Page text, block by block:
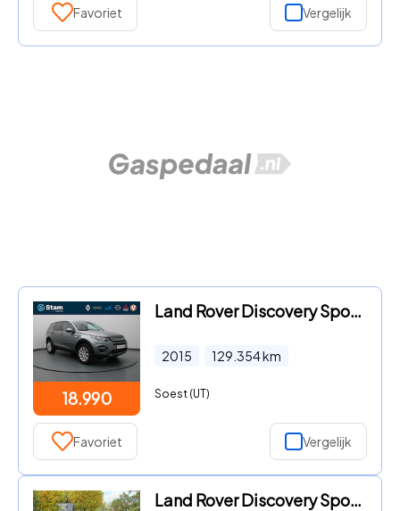
Favoriet Vergelijk
18.990
Land Rover Discovery Sport - Si4 4WD HSE 240pk Camera | Climate | Parkeersens. v+a | Stoe
2015 129.354km
Soest (UT)
Favoriet Vergelijk
Land Rover Discovery Sport - P300e 1.5 S Trekhaak 360 camera